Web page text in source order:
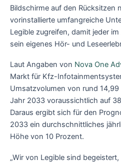
Bildschirme auf den Rücksitzen
vorinstallierte umfangreiche
Legible zugreifen, damit jeder
sein eigenes Hör- und
Laut Angaben von Nova One
Markt für Kfz-
Umsatzvolumen von rund
Jahr 2033 voraussichtlich auf
Daraus ergibt sich für den
2033 ein durchschnittliches
Höhe von 10 Prozent.
„Wir von Legible sind